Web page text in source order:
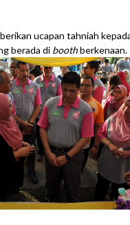
ucapan tahniah
berada di boothberkenaan.